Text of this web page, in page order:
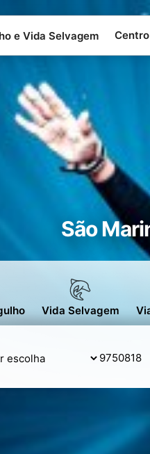
e Vida Selvagem
São
Vida Selvagem